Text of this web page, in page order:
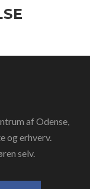
af Odense,
og erhverv.
selv.